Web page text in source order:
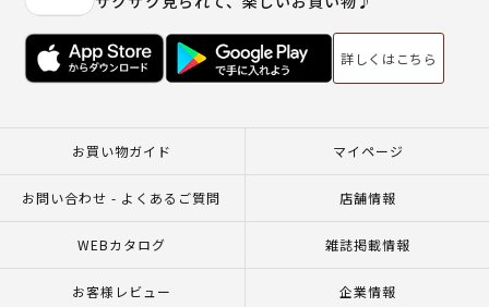
詳しくはこちら
お買い物ガイド マイページ
お問い合わせ - よくあるご質問 店舗情報
WEBカタログ 雑誌掲載情報
お客様レビュー 企業情報